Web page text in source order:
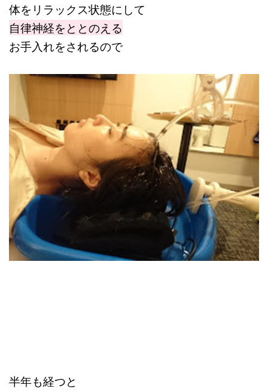
体をリラックス状態にして
自律神経をととのえる
お手入れをされるので
半年も経つと